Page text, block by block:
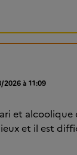
2026 à 11:09
et
et il est